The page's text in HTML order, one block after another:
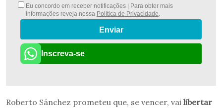
Eu concordo em receber notificações | Para obter mais
informações reveja nossa Política de Privacidade.
Enviar
Inscreva-se
Roberto Sánchez prometeu que, se vencer, vai libertar